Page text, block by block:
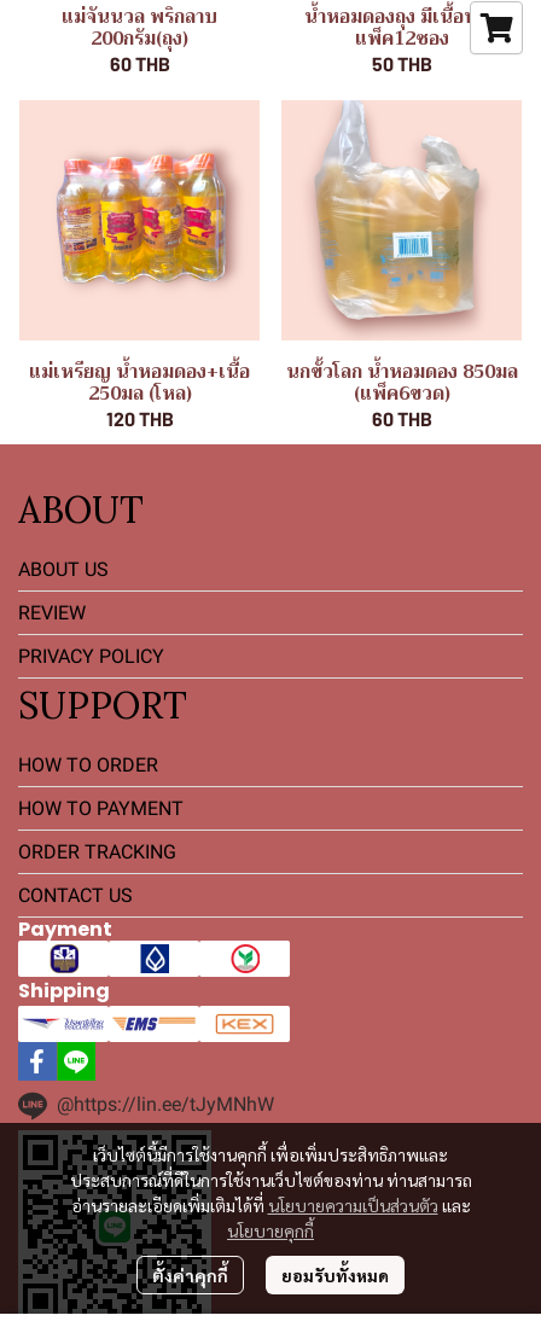
แม่จันนวล พริกลาบ
200กรัม(ถุง)
60 THB
น้ำหอมดองถุง มีเนื้อหอม
แพ็ค12ซอง
50 THB
แม่เหรียญ น้ำหอมดอง+เนื้อ
250มล (โหล)
120 THB
นกขั้วโลก น้ำหอมดอง 850มล
(แพ็ค6ขวด)
60 THB
เว็บไซต์นี้มีการใช้งานคุกกี้ เพื่อเพิ่มประสิทธิภาพและ
ประสบการณ์ที่ดีในการใช้งานเว็บไซต์ของท่าน ท่านสามารถ
อ่านรายละเอียดเพิ่มเติมได้ที่ นโยบายความเป็นส่วนตัว และ
นโยบายคุกกี้
ตั้งค่าคุกกี้ ยอมรับทั้งหมด
ABOUT
ABOUT US
REVIEW
PRIVACY POLICY
SUPPORT
HOW TO ORDER
HOW TO PAYMENT
ORDER TRACKING
CONTACT US
Payment
Shipping
@https://lin.ee/tJyMNhW